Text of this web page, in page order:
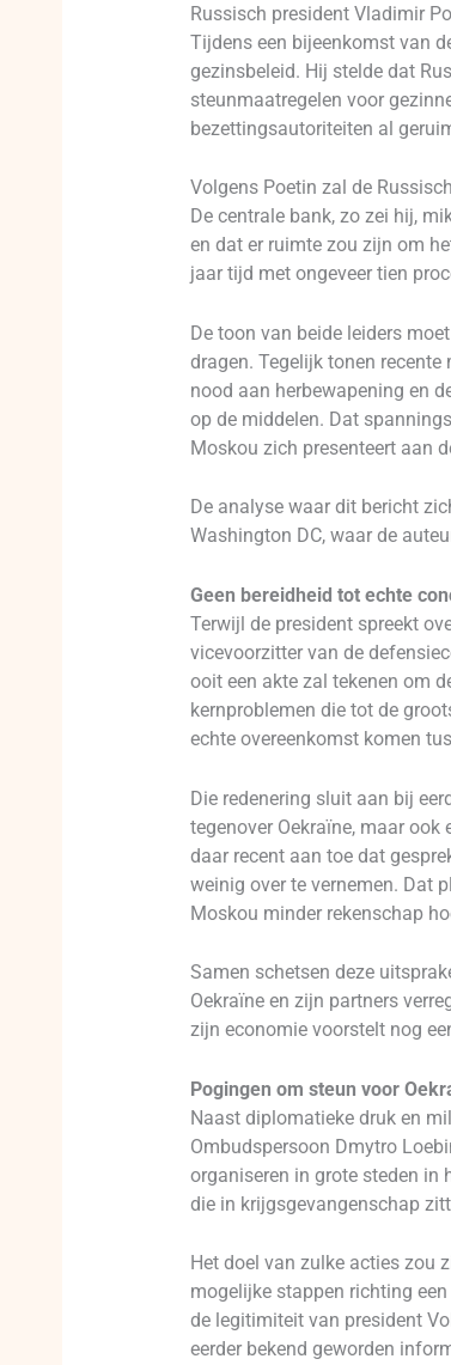
Russisch president Vladimir
Tijdens een bijeenkomst van
gezinsbeleid. Hij stelde dat
steunmaatregelen voor
bezettingsautoriteiten al
Volgens Poetin zal de
De centrale bank, zo zei hij,
en dat er ruimte zou zijn om
jaar tijd met ongeveer tien
De toon van beide leiders
dragen. Tegelijk tonen
nood aan herbewapening en
op de middelen. Dat
Moskou zich presenteert aan
De analyse waar dit bericht
Washington DC, waar de
Geen bereidheid tot echte
Terwijl de president spreekt
vicevoorzitter van de
ooit een akte zal tekenen om
kernproblemen die tot de
echte overeenkomst komen
Die redenering sluit aan bij
tegenover Oekraïne, maar
daar recent aan toe dat
weinig over te vernemen. Dat
Moskou minder rekenschap
Samen schetsen deze
Oekraïne en zijn partners
zijn economie voorstelt nog
Pogingen om steun voor
Naast diplomatieke druk en
Ombudspersoon Dmytro
organiseren in grote steden in
die in krijgsgevangenschap
Het doel van zulke acties zou
mogelijke stappen richting
de legitimiteit van president
eerder bekend geworden